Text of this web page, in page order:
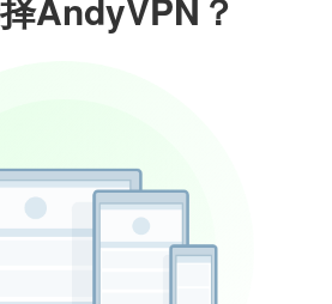
AndyVPN？